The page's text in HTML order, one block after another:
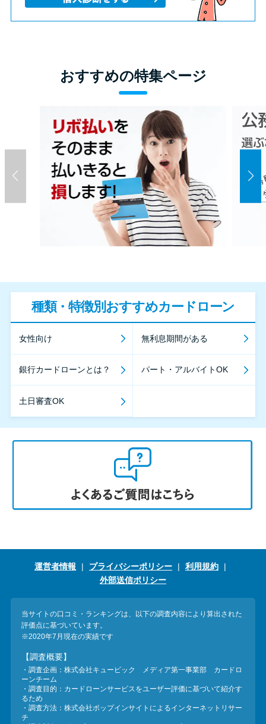
おすすめの特集ページ
種類・特徴別おすすめカードローン
女性向け 無利息期間がある
銀行カードローンとは？ パート・アルバイトOK
土日審査OK
運営者情報 プライバシーポリシー
利用規約
外部送信ポリシー
当サイトの口コミ・ランキングは、以下の調査内容により算出された
評価点に基づいています。
※2020年7月現在の実績です
【調査概要】
・調査企画：株式会社キュービック メディア第一事業部 カードロ
ーンチーム
・調査目的：カードローンサービスをユーザー評価に基づいて紹介す
るため
・調査方法：株式会社ポップインサイトによるインターネットリサー
チ